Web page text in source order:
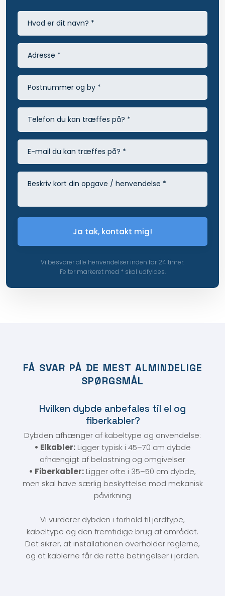
Vi besvarer alle henvendelser inden for 24 timer.
Felter markeret med * skal udfyldes.​
FÅ SVAR PÅ DE MEST ALMINDELIGE
SPØRGSMÅL
Hvilken dybde anbefales til el og
fiberkabler?
Dybden afhænger af kabeltype og anvendelse:
• Elkabler:Ligger typisk i 45–70 cm dybde
afhængigt af belastning og omgivelser
• Fiberkabler: Ligger ofte i 35–50 cm dybde,
men skal have særlig beskyttelse mod mekanisk
påvirkning
Vi vurderer dybden i forhold til jordtype,
kabeltype og den fremtidige brug af området.
Det sikrer, at installationen overholder reglerne,
og at kablerne får de rette betingelser i jorden.